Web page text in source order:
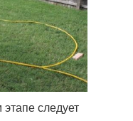
следует